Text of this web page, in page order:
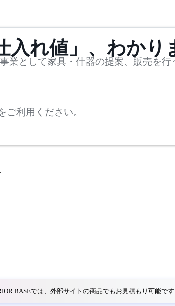
入れ値」、わかり
業として家具・什器の提案、販売を
ご利用ください。
BASEでは、外部サイトの商品でもお見積もり可能です